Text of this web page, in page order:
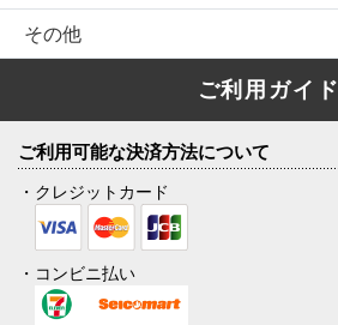
その他
ご利用ガイド
ご利用可能な決済方法について
・クレジットカード
・コンビニ払い